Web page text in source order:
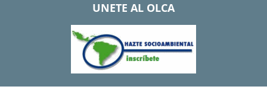
UNETE AL OLCA